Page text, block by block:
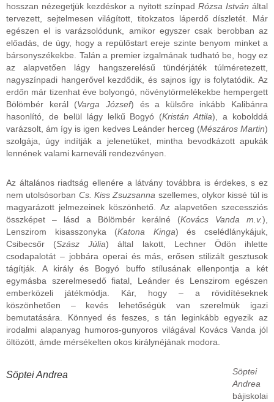
hosszan nézegetjük kezdéskor a nyitott színpad Rózsa István által
tervezett, sejtelmesen világított, titokzatos láperdő díszletét. Már
egészen el is varázsolódunk, amikor egyszer csak berobban az
előadás, de úgy, hogy a repülőstart ereje szinte benyom minket a
bársonyszékekbe. Talán a premier izgalmának tudható be, hogy ez
az alapvetően lágy hangszerelésű tündérjáték túlméretezett,
nagyszínpadi hangerővel kezdődik, és sajnos így is folytatódik. Az
erdőn már tizenhat éve bolyongó, növénytörmelékekbe hempergett
Bölömbér kerál (Varga József) és a külsőre inkább Kalibánra
hasonlító, de belül lágy lelkű Bogyó (Kristán Attila), a kobolddá
varázsolt, ám így is igen kedves Leánder herceg (Mészáros Martin)
szolgája, úgy indítják a jelenetüket, mintha bevodkázott apukák
lennének valami karneváli rendezvényen.
Az általános riadtság ellenére a látvány továbbra is érdekes, s ez
nem utolsósorban Cs. Kiss Zsuzsanna szellemes, olykor kissé túl is
magyarázott jelmezeinek köszönhető. Az alapvetően szecessziós
összképet – lásd a Bölömbér kerálné (Kovács Vanda m.v.),
Lenszirom kisasszonyka (Katona Kinga) és cselédlánykájuk,
Csibecsőr (Szász Júlia) által lakott, Lechner Ödön ihlette
csodapalotát – jobbára operai és más, erősen stilizált gesztusok
tágítják. A király és Bogyó buffo stílusának ellenpontja a két
egymásba szerelmesedő fiatal, Leánder és Lenszirom egészen
emberközeli játékmódja. Kár, hogy – a rövidítéseknek
köszönhetően – kevés lehetőségük van szerelmük igazi
bemutatására. Könnyed és feszes, s tán leginkább egyezik az
irodalmi alapanyag humoros-gunyoros világával Kovács Vanda jól
öltözött, ámde mérsékelten okos királynéjának modora.
Söptei Andrea
Söptei
Andrea
bájiskolai